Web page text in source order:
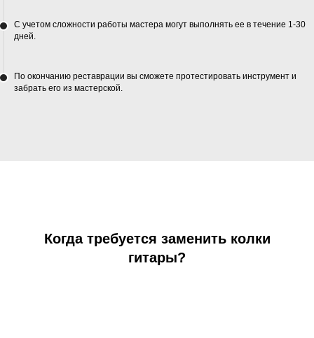
С учетом сложности работы мастера могут выполнять ее в течение 1-30
дней.
По окончанию реставрации вы сможете протестировать инструмент и
забрать его из мастерской.
Когда требуется заменить колки
гитары?